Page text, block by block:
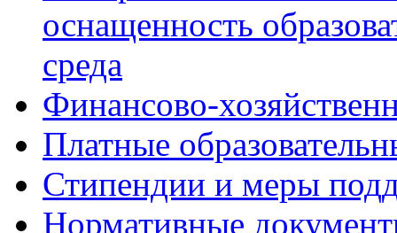
оснащенность
среда
Финансово-
Платные
Стипендии и меры
Нормативные